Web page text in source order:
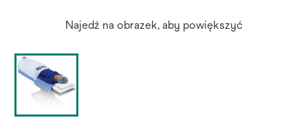
Najedź na obrazek, aby powiększyć